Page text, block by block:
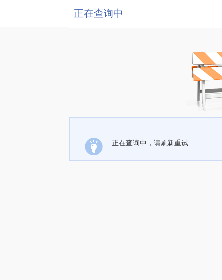
正在查询中
正在查询中，请刷新重试